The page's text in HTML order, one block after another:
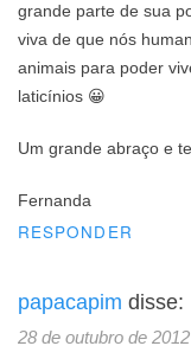
grande parte de sua
viva de que nós
animais para poder
laticínios 😀
Um grande abraço e
Fernanda
RESPONDER
papacapim disse:
28 de outubro de